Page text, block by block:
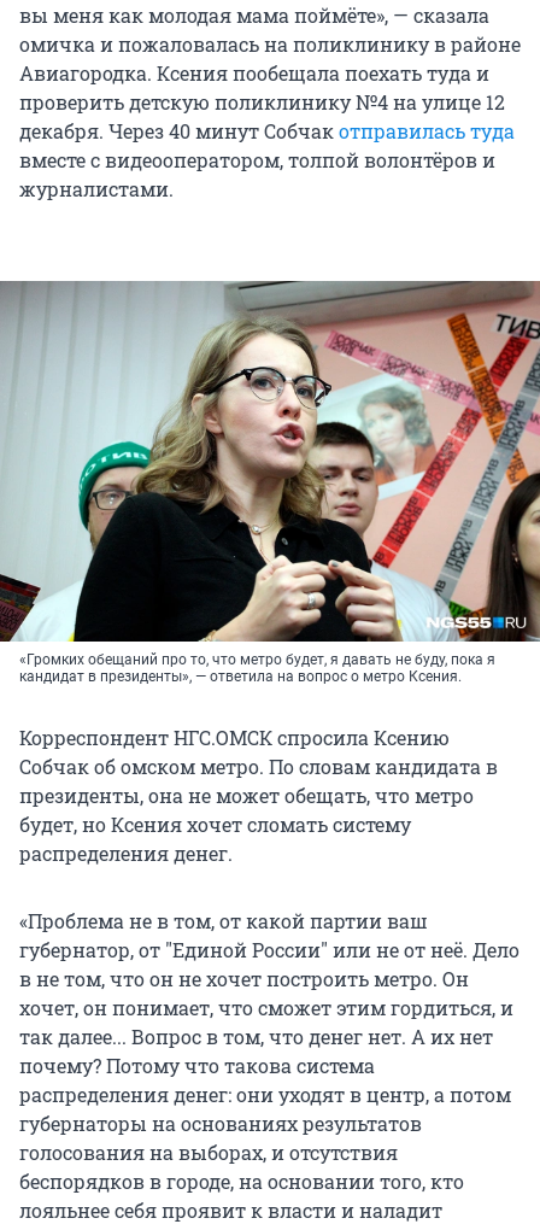
вы меня как молодая мама поймёте», — сказала
омичка и пожаловалась на поликлинику в районе
Авиагородка. Ксения пообещала поехать туда и
проверить детскую поликлинику №4 на улице 12
декабря. Через 40 минут Собчакотправилась туда
вместе с видеооператором, толпой волонтёров и
журналистами.
«Громких обещаний про то, что метро будет, я давать не буду, пока я
кандидат в президенты», — ответила на вопрос о метро Ксения.
Корреспондент НГС.ОМСК спросила Ксению
Собчак об омском метро. По словам кандидата в
президенты, она не может обещать, что метро
будет, но Ксения хочет сломать систему
распределения денег.
«Проблема не в том, от какой партии ваш
губернатор, от "Единой России" или не от неё. Дело
в не том, что он не хочет построить метро. Он
хочет, он понимает, что сможет этим гордиться, и
так далее... Вопрос в том, что денег нет. А их нет
почему? Потому что такова система
распределения денег: они уходят в центр, а потом
губернаторы на основаниях результатов
голосования на выборах, и отсутствия
беспорядков в городе, на основании того, кто
лояльнее себя проявит к власти и наладит